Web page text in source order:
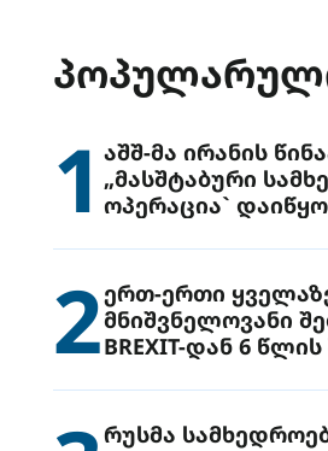
1 აშშ-მა ირანის
„მასშტაბური
ოპერაცია` დაიწყო
2ერთ-ერთი
მნიშვნელოვანი
BREXIT-დან 6
რუსმა